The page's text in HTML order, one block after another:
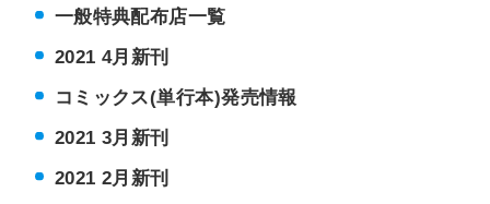
一般特典配布店一覧
2021 4月新刊
コミックス(単行本)発売情報
2021 3月新刊
2021 2月新刊